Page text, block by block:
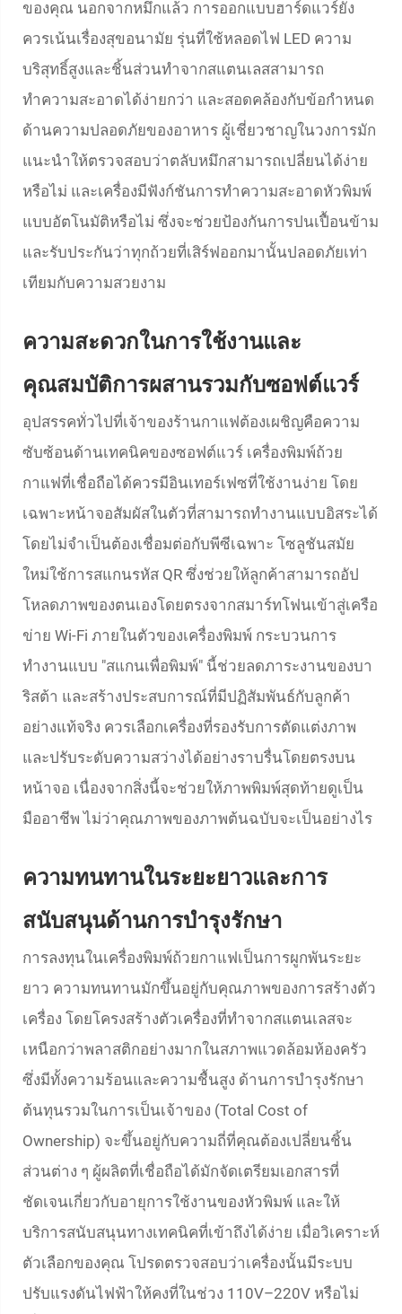
ของคุณ นอกจากหมึกแล้ว การออกแบบฮาร์ดแวร์ยัง
ควรเน้นเรื่องสุขอนามัย รุ่นที่ใช้หลอดไฟ LED ความ
บริสุทธิ์สูงและชิ้นส่วนทำจากสแตนเลสสามารถ
ทำความสะอาดได้ง่ายกว่า และสอดคล้องกับข้อกำหนด
ด้านความปลอดภัยของอาหาร ผู้เชี่ยวชาญในวงการมัก
แนะนำให้ตรวจสอบว่าตลับหมึกสามารถเปลี่ยนได้ง่าย
หรือไม่ และเครื่องมีฟังก์ชันการทำความสะอาดหัวพิมพ์
แบบอัตโนมัติหรือไม่ ซึ่งจะช่วยป้องกันการปนเปื้อนข้าม
และรับประกันว่าทุกถ้วยที่เสิร์ฟออกมานั้นปลอดภัยเท่า
เทียมกับความสวยงาม
ความสะดวกในการใช้งานและ
คุณสมบัติการผสานรวมกับซอฟต์แวร์
อุปสรรคทั่วไปที่เจ้าของร้านกาแฟต้องเผชิญคือความ
ซับซ้อนด้านเทคนิคของซอฟต์แวร์ เครื่องพิมพ์ถ้วย
กาแฟที่เชื่อถือได้ควรมีอินเทอร์เฟซที่ใช้งานง่าย โดย
เฉพาะหน้าจอสัมผัสในตัวที่สามารถทำงานแบบอิสระได้
โดยไม่จำเป็นต้องเชื่อมต่อกับพีซีเฉพาะ โซลูชันสมัย
ใหม่ใช้การสแกนรหัส QR ซึ่งช่วยให้ลูกค้าสามารถอัป
โหลดภาพของตนเองโดยตรงจากสมาร์ทโฟนเข้าสู่เครือ
ข่าย Wi-Fi ภายในตัวของเครื่องพิมพ์ กระบวนการ
ทำงานแบบ "สแกนเพื่อพิมพ์" นี้ช่วยลดภาระงานของบา
ริสต้า และสร้างประสบการณ์ที่มีปฏิสัมพันธ์กับลูกค้า
อย่างแท้จริง ควรเลือกเครื่องที่รองรับการตัดแต่งภาพ
และปรับระดับความสว่างได้อย่างราบรื่นโดยตรงบน
หน้าจอ เนื่องจากสิ่งนี้จะช่วยให้ภาพพิมพ์สุดท้ายดูเป็น
มืออาชีพ ไม่ว่าคุณภาพของภาพต้นฉบับจะเป็นอย่างไร
ความทนทานในระยะยาวและการ
สนับสนุนด้านการบำรุงรักษา
การลงทุนในเครื่องพิมพ์ถ้วยกาแฟเป็นการผูกพันระยะ
ยาว ความทนทานมักขึ้นอยู่กับคุณภาพของการสร้างตัว
เครื่อง โดยโครงสร้างตัวเครื่องที่ทำจากสแตนเลสจะ
เหนือกว่าพลาสติกอย่างมากในสภาพแวดล้อมห้องครัว
ซึ่งมีทั้งความร้อนและความชื้นสูง ด้านการบำรุงรักษา
ต้นทุนรวมในการเป็นเจ้าของ (Total Cost of
Ownership) จะขึ้นอยู่กับความถี่ที่คุณต้องเปลี่ยนชิ้น
ส่วนต่าง ๆ ผู้ผลิตที่เชื่อถือได้มักจัดเตรียมเอกสารที่
ชัดเจนเกี่ยวกับอายุการใช้งานของหัวพิมพ์ และให้
บริการสนับสนุนทางเทคนิคที่เข้าถึงได้ง่าย เมื่อวิเคราะห์
ตัวเลือกของคุณ โปรดตรวจสอบว่าเครื่องนั้นมีระบบ
ปรับแรงดันไฟฟ้าให้คงที่ในช่วง 110V–220V หรือไม่